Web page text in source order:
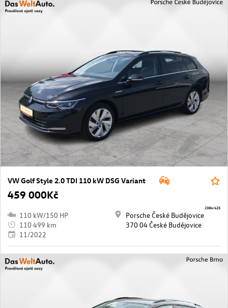
VW Golf Style 2.0 TDI 110 kW DSG Variant
459 000Kč
110 kW/150 HP
110 499 km
11/2022
Porsche České Budějovice
370 04 České Budějovice
2384/625